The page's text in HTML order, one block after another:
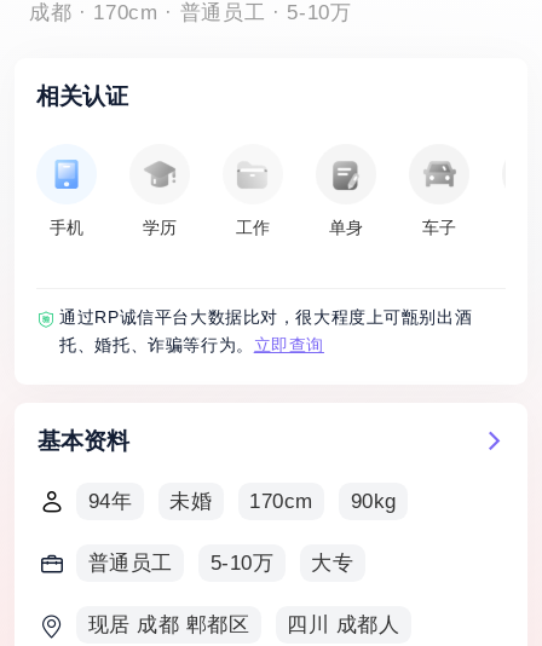
成都 · 170cm · 普通员工 · 5-10万
相关认证
手机 学历 工作 单身 车子
通过RP诚信平台大数据比对，很大程度上可甑别出酒
托、婚托、诈骗等行为。 立即查询
基本资料
94年 未婚 170cm 90kg
普通员工 5-10万 大专
现居 成都 郫都区
四川 成都人